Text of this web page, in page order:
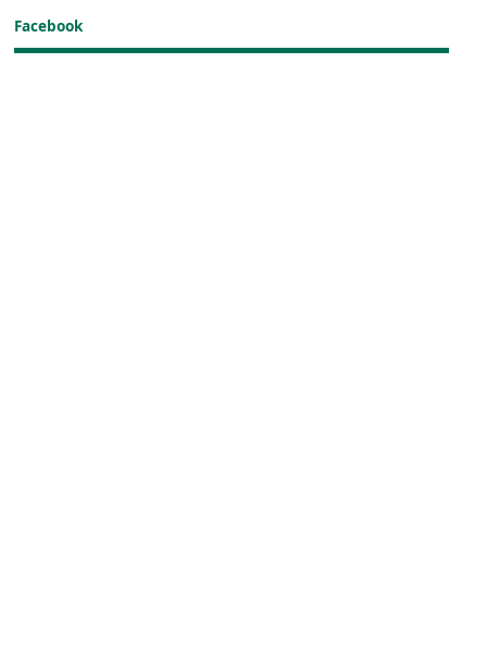
Facebook